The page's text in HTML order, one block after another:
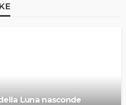
Luna nasconde